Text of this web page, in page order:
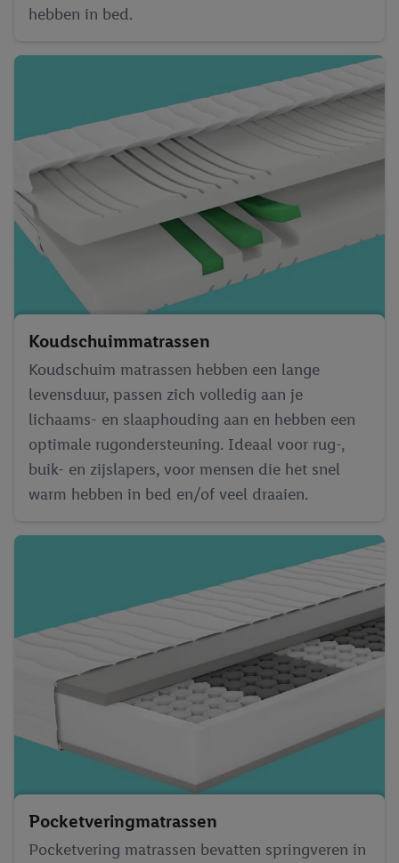
hebben in bed.
Koudschuim­matrassen
Koudschuim matrassen hebben een lange
levensduur, passen zich volledig aan je
lichaams- en slaaphouding aan en hebben een
optimale rugondersteuning. Ideaal voor rug-,
buik- en zijslapers, voor mensen die het snel
warm hebben in bed en/of veel draaien.
Pocketveringmatrassen
Pocketvering matrassen bevatten springveren in